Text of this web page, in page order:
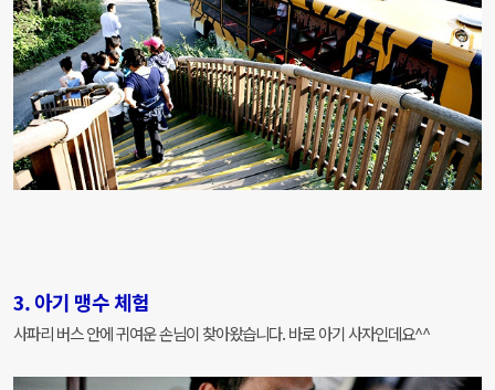
3. 아기 맹수 체험
사파리 버스 안에 귀여운 손님이 찾아왔습니다. 바로 아기 사자인데요^^